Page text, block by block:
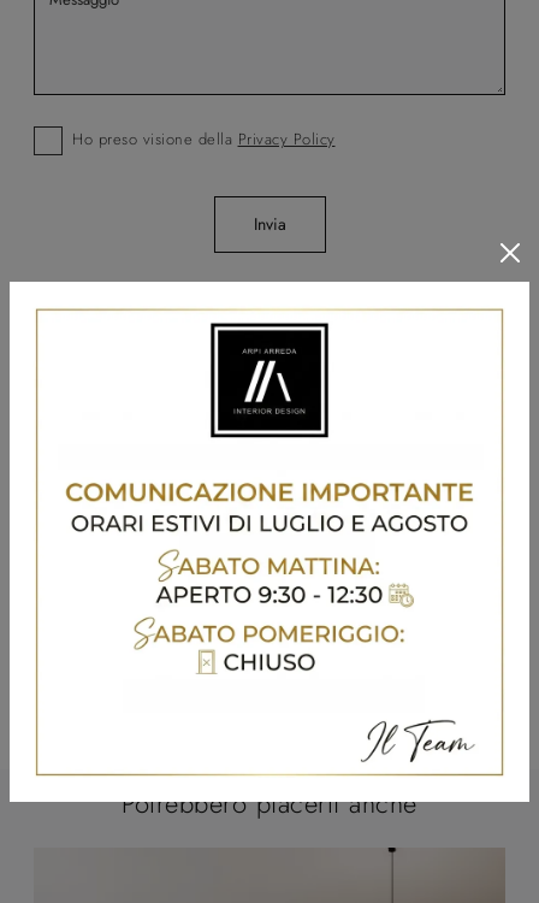
Sfoglia i cataloghi
Ho preso visione della Privacy Policy
Invia
Potrebbero piacerti anche